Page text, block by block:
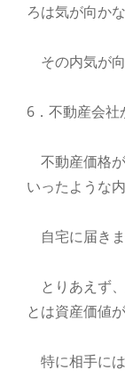
ろは気が向かな
その内気が
6．不動産会
不動産価格
いったような
自宅に届きま
とりあえず
とは資産価値
特に相手に